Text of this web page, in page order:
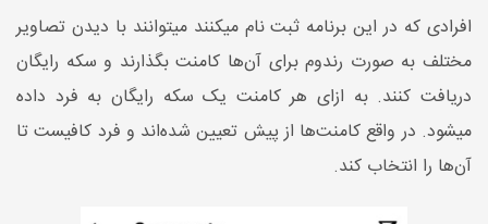
افرادی که در این برنامه ثبت نام میکنند میتوانند با دیدن تصاویر
مختلف به صورت رندوم برای آن‌ها کامنت بگذارند و سکه رایگان
دریافت کنند. به ازای هر کامنت یک سکه رایگان به فرد داده
میشود. در واقع کامنت‌ها از پیش تعیین شده‌اند و فرد کافیست تا
آن‌ها را انتخاب کند.